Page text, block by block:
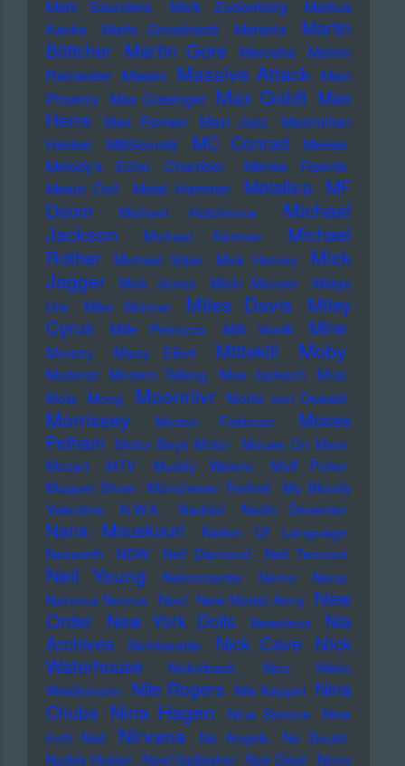
Mark Saunders
Mark Zuckerberg
Markus
Kavka
Marlo Grosshardt Marteria
Martin
Böttcher Martin Gore Marusha
Marvin
Rainwater Massiv Massive Attack Mavi
Phoenix Max Giesinger Max Goldt Max
Herre
Max Romeo Maxi Jazz
Maximilian
Hecker
MBSounds MC Conrad
Meese
Melody's Echo Chamber
Mense Reents
Mesut Özil
Metal Hammer Metallica MF
Doom
Michael Hutchence
Michael
Jackson
Michael Kemner
Michael
Rother
Michael Stipe Mick Harvey
Mick
Jagger
Mick Jones Micki Meuser
Midge
Ure
Mike Skinner Miles Davis
Miley
Cyrus
Mille Petrozza Milli Vanilli Mine
Ministry Missy Elliott Mittekill Moby
Moderat Modern Talking Moe Jacksch
Mois
Mola
Moog Moonriivr Moritz von Oswald
Morrissey Morton Feldman
Moses
Pelham
Motor Boys Motor
Mouse On Mars
Mozart
MTV Muddy Waters
Muff Potter
Muppet Show
Münchener Freiheit
My Bloody
Valentine
N.W.A. Naddel Nadin Deventer
Nana Mouskouri
Nation Of Language
Nazareth
NDW Neil Diamond Neil Tennant
Neil Young Nekromantix Nemo
Nena
Nervous Norvus Neu! New Model Army New
Order New York Dolls Newcleus
Nia
Archives
Nichtseattle Nick Cave
Nick
Waterhouse
Nickelback Nico
Nikko
Weidemann Nile Rogers Nils Keppel Nina
Chuba Nina Hagen Nina Simone
Nine
Inch Nail
Nirvana No Angels
No Doubt
Noddy Holder Noel Gallagher Noir Désir Nono